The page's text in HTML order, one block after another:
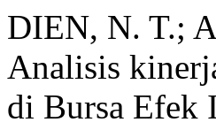
DIEN, N. T.;
Analisis
di Bursa Efek